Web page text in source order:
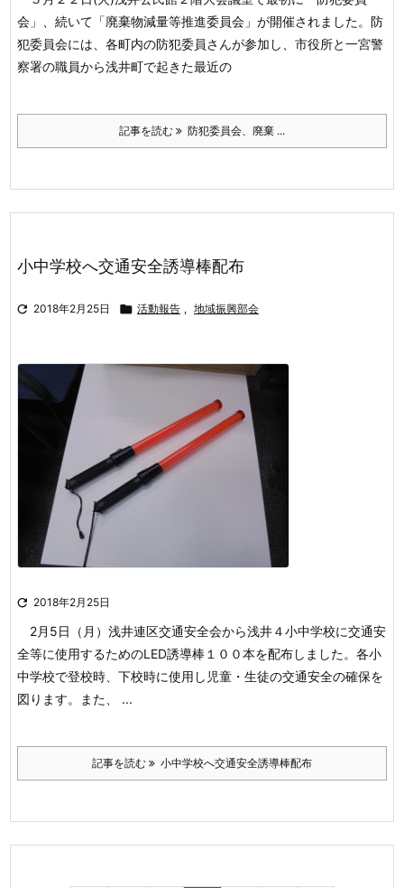
会」、続いて 「廃棄物減量等推進委員会」が開催されました。防
犯委員会には、各町内の防犯委員さんが参加し、市役所と一宮警
察署の職員から浅井町で起きた最近の
記事を読む 防犯委員会、廃棄 ...
小中学校へ交通安全誘導棒配布
 2018年2月25日  活動報告 , 地域振興部会
 2018年2月25日
2月5日（月）浅井連区交通安全会から浅井４小中学校に交通安
全等に使用するためのLED誘導棒１００本を配布しました。各小
中学校で登校時、下校時に使用し児童・生徒の交通安全の確保を
図ります。
また、 ...
記事を読む 小中学校へ交通安全誘導棒配布